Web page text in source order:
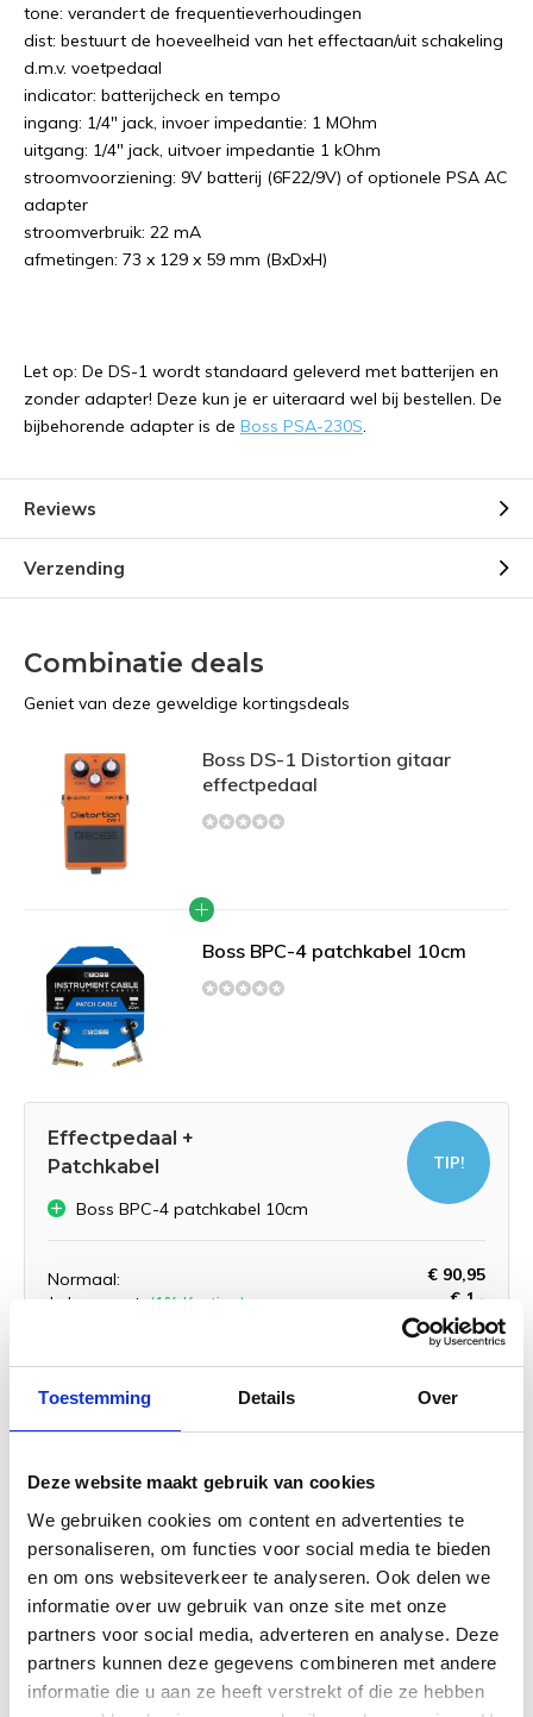
Toestemming Details Over
Deze website maakt gebruik van cookies
We gebruiken cookies om content en advertenties te
personaliseren, om functies voor social media te bieden
en om ons websiteverkeer te analyseren. Ook delen we
informatie over uw gebruik van onze site met onze
partners voor social media, adverteren en analyse. Deze
partners kunnen deze gegevens combineren met andere
informatie die u aan ze heeft verstrekt of die ze hebben
tone: verandert de frequentieverhoudingen
dist: bestuurt de hoeveelheid van het effectaan/uit schakeling
d.m.v. voetpedaal
indicator: batterijcheck en tempo
ingang: 1/4" jack, invoer impedantie: 1 MOhm
uitgang: 1/4" jack, uitvoer impedantie 1 kOhm
stroomvoorziening: 9V batterij (6F22/9V) of optionele PSA AC
adapter
stroomverbruik: 22 mA
afmetingen: 73 x 129 x 59 mm (BxDxH)
Let op: De DS-1 wordt standaard geleverd met batterijen en
zonder adapter! Deze kun je er uiteraard wel bij bestellen. De
bijbehorende adapter is de Boss PSA-230S.
Reviews
Verzending
Combinatie deals
Geniet van deze geweldige kortingsdeals
Boss DS-1 Distortion gitaar
effectpedaal
Boss BPC-4 patchkabel 10cm
Effectpedaal +
Patchkabel
Boss BPC-4 patchkabel 10cm
Normaal:
€ 90,95
Je bespaart:
(1% Korting) € 1,-
€ 89,95
TIP!
Toevoegen aan winkelwagen
Boss DS-1 Distortion gitaar
effectpedaal
Boss PSA-230S AC Adapter